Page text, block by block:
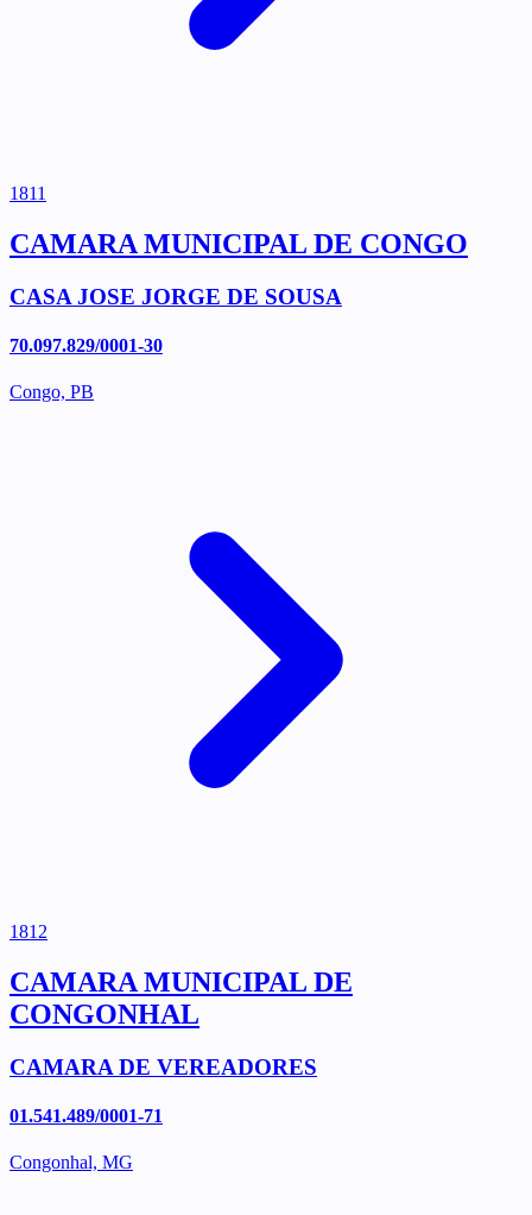
1811
CAMARA MUNICIPAL DE CONGO
CASA JOSE JORGE DE SOUSA
70.097.829/0001-30
Congo, PB
1812
CAMARA MUNICIPAL DE
CONGONHAL
CAMARA DE VEREADORES
01.541.489/0001-71
Congonhal, MG